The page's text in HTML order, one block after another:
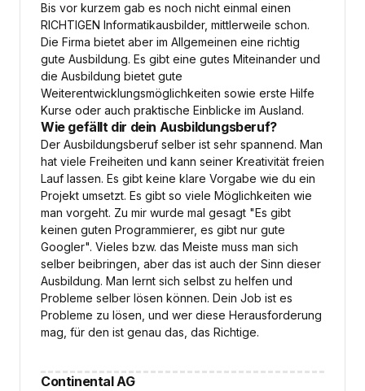
Bis vor kurzem gab es noch nicht einmal einen
RICHTIGEN Informatikausbilder, mittlerweile schon.
Die Firma bietet aber im Allgemeinen eine richtig
gute Ausbildung. Es gibt eine gutes Miteinander und
die Ausbildung bietet gute
Weiterentwicklungsmöglichkeiten sowie erste Hilfe
Kurse oder auch praktische Einblicke im Ausland.
Wie gefällt dir dein Ausbildungsberuf?
Der Ausbildungsberuf selber ist sehr spannend. Man
hat viele Freiheiten und kann seiner Kreativität freien
Lauf lassen. Es gibt keine klare Vorgabe wie du ein
Projekt umsetzt. Es gibt so viele Möglichkeiten wie
man vorgeht. Zu mir wurde mal gesagt "Es gibt
keinen guten Programmierer, es gibt nur gute
Googler". Vieles bzw. das Meiste muss man sich
selber beibringen, aber das ist auch der Sinn dieser
Ausbildung. Man lernt sich selbst zu helfen und
Probleme selber lösen können. Dein Job ist es
Probleme zu lösen, und wer diese Herausforderung
mag, für den ist genau das, das Richtige.
Continental AG